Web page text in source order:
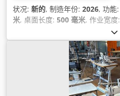
状况: 新的, 制造年份: 2026, 功能:
米, 桌面长度: 500 毫米, 作业宽度: